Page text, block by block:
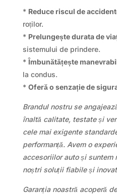
* Reduce riscul de
roților.
* Prelungește durata de
sistemului de prindere.
*Îmbunătățește
la condus.
* Oferă o senzație de
Brandul nostru se
înaltă calitate, testate și
cele mai exigente
performanță. Avem o
accesoriilor auto și suntem
noștri soluții fiabile și
Garanția noastră acoperă